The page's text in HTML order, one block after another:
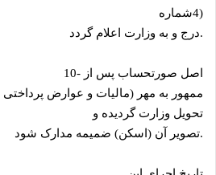
شماره4)
درج و به وزارت اعلام گردد.
10- اصل صورتحساب پس از
ممهور به مهر (مالیات و عوارض
تحویل وزارت گردیده و
تصویر آن (اسکن) ضمیمه مدارک شود.